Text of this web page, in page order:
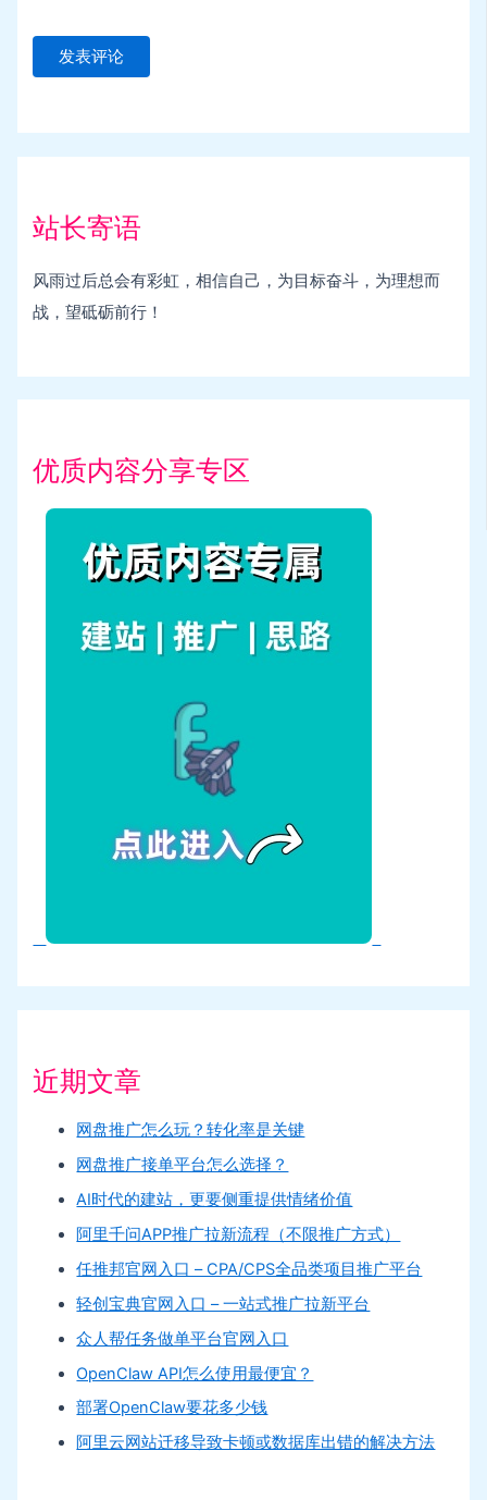
站长寄语
风雨过后总会有彩虹，相信自己，为目标奋斗，为理想而
战，望砥砺前行！
优质内容分享专区
近期文章
网盘推广怎么玩？转化率是关键
网盘推广接单平台怎么选择？
AI时代的建站，更要侧重提供情绪价值
阿里千问APP推广拉新流程（不限推广方式）
任推邦官网入口 – CPA/CPS全品类项目推广平台
轻创宝典官网入口 – 一站式推广拉新平台
众人帮任务做单平台官网入口
OpenClaw API怎么使用最便宜？
部署OpenClaw要花多少钱
阿里云网站迁移导致卡顿或数据库出错的解决方法